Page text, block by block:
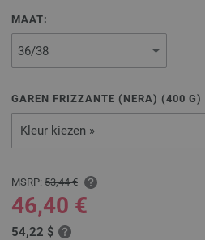
MAAT:
GAREN FRIZZANTE (NERA) (400 G)
Kleur kiezen »
MSRP: 53,44 €
46,40 €
54,22 $